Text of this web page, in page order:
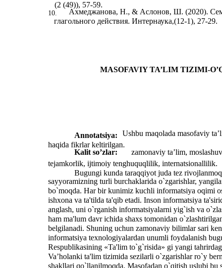
(2 (49)), 57-59.
10.
Ахмеджанова, Н., & Аслонов, Ш. (2020).
глагольного действия. Интернаука,(12-1), 27-29.
MASOFAVIY TA’LIM TIZIMI-
Annotatsiya:
Ushbu maqolada masofaviy
haqida fikrlar keltirilgan.
Kalit so’zlar:
zamonaviy ta’lim,
tejamkorlik, ijtimoiy tenghuquqlilik, internatsionallilik.
Bugungi kunda taraqqiyot juda tez
sayyoramizning turli burchaklarida o`zgarishlar,
bo`moqda. Har bir kunimiz kuchli informatsiya oqimi
ishxona va ta'tilda ta'qib etadi. Inson informatsiya
anglash, uni o`rganish informatsiyalarni yig`ish va
ham ma'lum davr ichida shaxs tomonidan
belgilanadi. Shuning uchun zamonaviy bilimlar sari
informatsiya texnologiyalardan unumli foydalanish
Respublikasining «Ta'lim to`g`risida» gi yangi
Va’holanki ta'lim tizimida sezilarli o`zgarishlar ro`y
shakllari qo`llanilmoqda. Masofadan o`qitish uslubi